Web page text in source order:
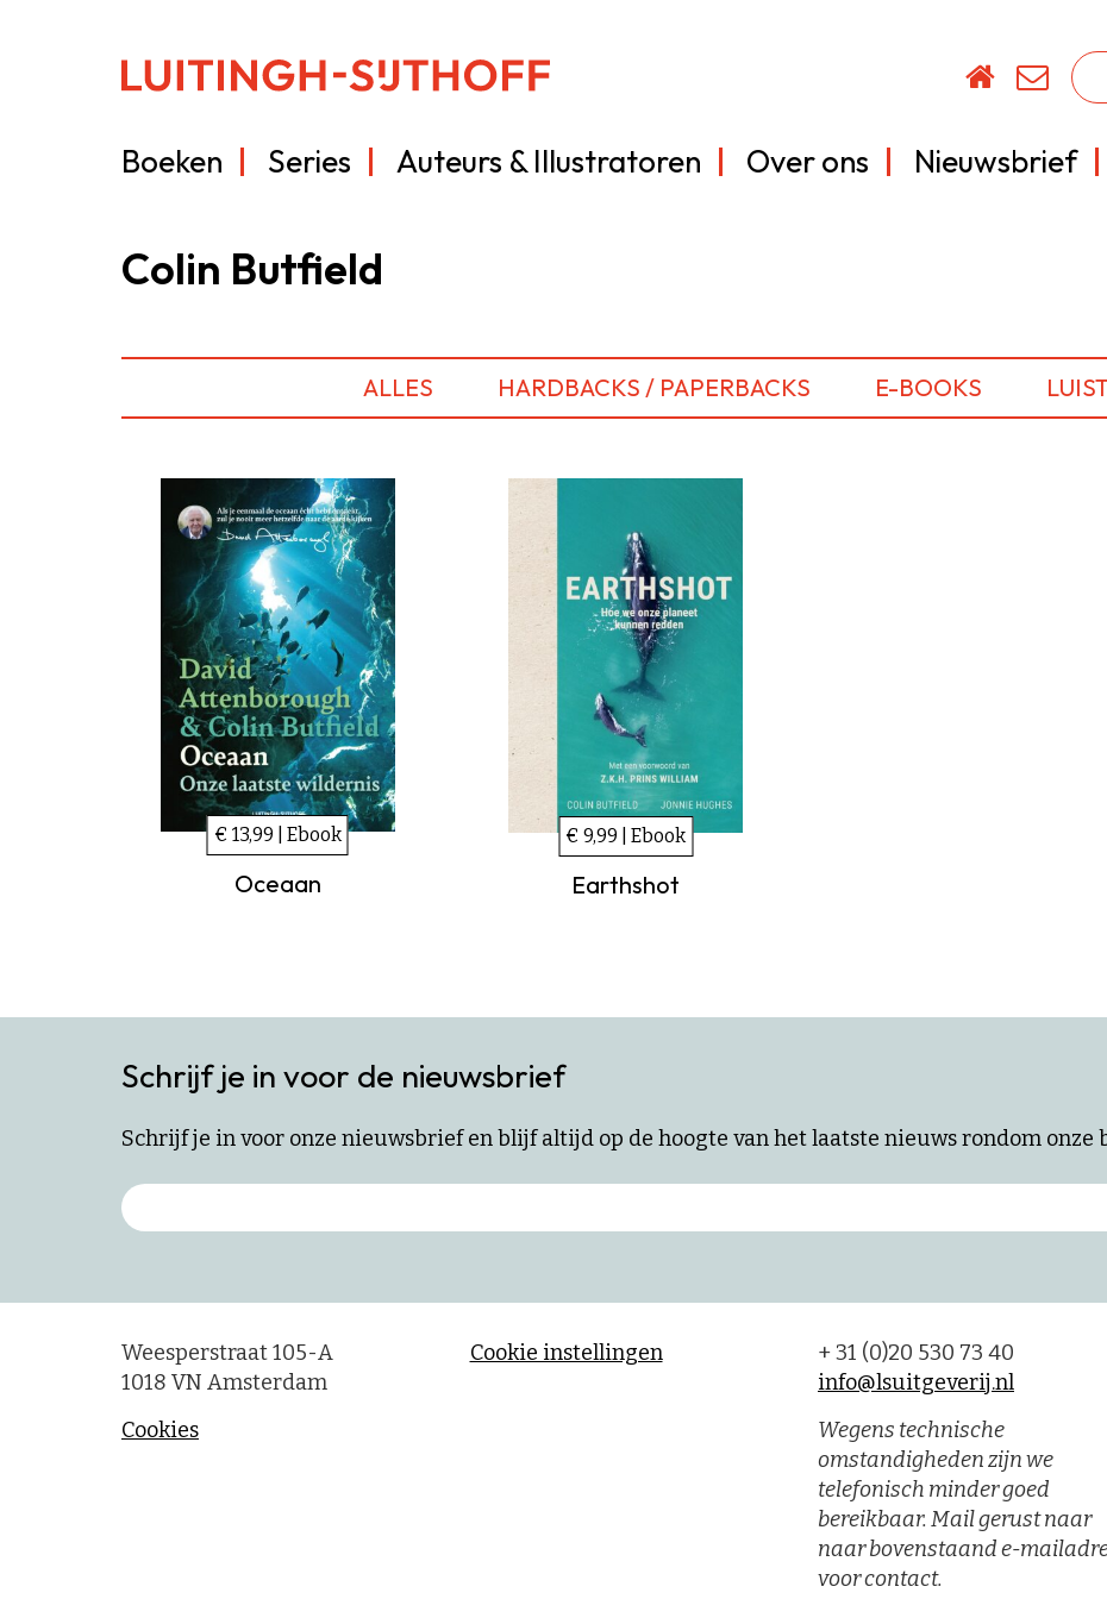
Boeken Series Auteurs & Illustratoren Over ons Nieuwsbrief
Colin Butfield
ALLES HARDBACKS / PAPERBACKS E-BOOKS
€ 13,99 | Ebook
Oceaan
€ 9,99 | Ebook
Earthshot
Schrijf je in voor de nieuwsbrief
Schrijf je in voor onze nieuwsbrief en blijf altijd op de hoogte van het laatste nieuws rondom onze
Weesperstraat 105-A
1018 VN Amsterdam
Cookies
Cookie instellingen
+ 31 (0)20 530 73 40
info@lsuitgeverij.nl
Wegens technische
omstandigheden zijn we
telefonisch minder goed
bereikbaar. Mail gerust naar
naar bovenstaand e-
voor contact.